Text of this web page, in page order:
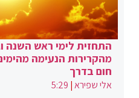
התחזית לימי ראש השנה
מהקרירות הנעימה
חום בדרך
אלי שפירא|
5:29